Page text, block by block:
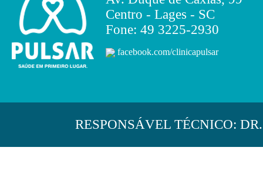
Centro - Lages - SC
Fone: 49 3225-2930
facebook.com/clinicapulsar
RESPONSÁVEL TÉCNICO: